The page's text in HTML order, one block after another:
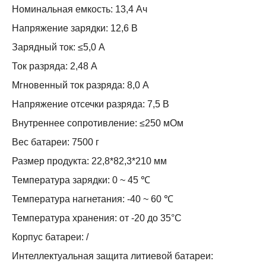
Номинальная емкость: 13,4 Ач
Напряжение зарядки: 12,6 В
Зарядный ток: ≤5,0 А
Ток разряда: 2,48 А
Мгновенный ток разряда: 8,0 А
Напряжение отсечки разряда: 7,5 В
Внутреннее сопротивление: ≤250 мОм
Вес батареи: 7500 г
Размер продукта: 22,8*82,3*210 мм
Температура зарядки: 0 ~ 45 ℃
Температура нагнетания: -40 ~ 60 ℃
Температура хранения: от -20 до 35°С
Корпус батареи: /
Интеллектуальная защита литиевой батареи: